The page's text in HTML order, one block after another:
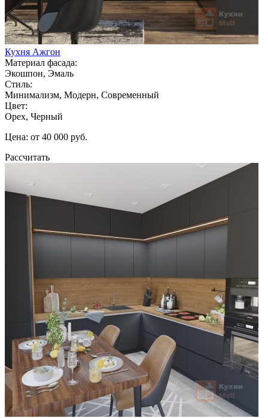
Кухня Ажгон
Материал фасада:
Экошпон, Эмаль
Стиль:
Минимализм, Модерн, Современный
Цвет:
Орех, Черный
Цена: от 40 000 руб.
Рассчитать